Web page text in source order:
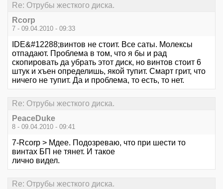
Re: Отрубы жесткого диска.
Rcorp
7 - 09.04.2010 - 09:33
IDE&#12288;винтов не стоит. Все саты. Молексы
отпадают. Проблема в том, что я бы и рад
скопировать да убрать этот диск, но винтов стоит 6
штук и хъен определишь, якой тупит. Смарт грит, что
ничего не тупит. Да и проблема, то есть, то нет.
Re: Отрубы жесткого диска.
PeaceDuke
8 - 09.04.2010 - 09:41
7-Rcorp > Мдее. Подозреваю, что при шести то
винтах БП не тянет. И такое
лично видел.
Re: Отрубы жесткого диска.